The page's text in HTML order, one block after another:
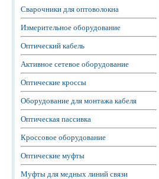
Сварочники для оптоволокна
Измерительное оборудование
Оптический кабель
Активное сетевое оборудование
Оптические кроссы
Оборудование для монтажа кабеля
Оптическая пассивка
Кроссовое оборудование
Оптические муфты
Муфты для медных линий связи